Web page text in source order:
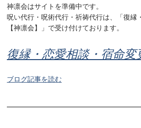
神凛会はサイトを準備中です。
呪い代行・呪術代行・祈祷代行は、「復縁
【神凛会】」で受け付けております。
復縁・恋愛相談・宿命変
ブログ記事を読む